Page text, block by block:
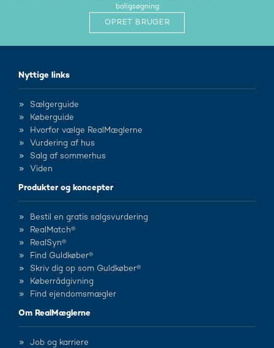
boligsøgning
OPRET BRUGER
Nyttige links
Sælgerguide
Køberguide
Hvorfor vælge RealMæglerne
Vurdering af hus
Salg af sommerhus
Viden
Produkter og koncepter
Bestil en gratis salgsvurdering
RealMatch®
RealSyn®
Find Guldkøber®
Skriv dig op som Guldkøber®
Køberrådgivning
Find ejendomsmægler
Om RealMæglerne
Job og karriere